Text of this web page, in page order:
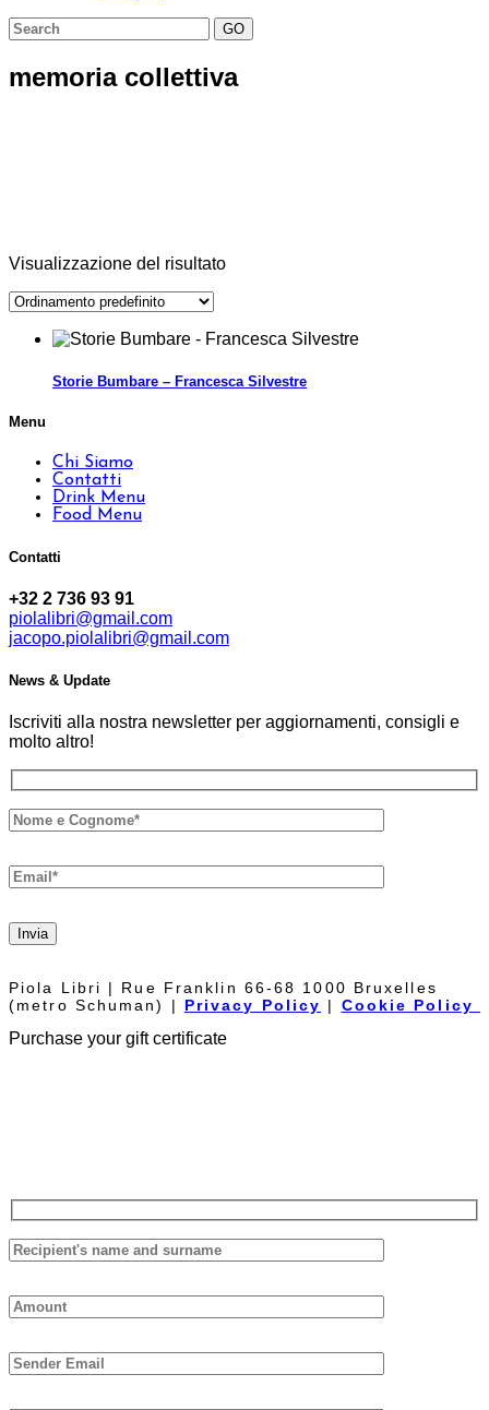
GO
memoria collettiva
Visualizzazione del risultato
Storie Bumbare – Francesca Silvestre
Menu
Chi Siamo
Contatti
Drink Menu
Food Menu
Contatti
+32 2 736 93 91
piolalibri@gmail.com
jacopo.piolalibri@gmail.com
News & Update
Iscriviti alla nostra newsletter per aggiornamenti, consigli e
molto altro!
Invia
Piola Libri | Rue Franklin 66-68 1000 Bruxelles
(metro Schuman) | Privacy Policy | Cookie Policy
Purchase your gift certificate